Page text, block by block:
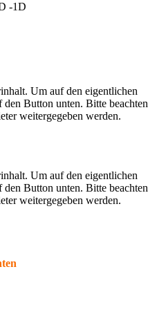
-1D
Um auf den eigentlichen
Button unten. Bitte beachten
weitergegeben werden.
Um auf den eigentlichen
Button unten. Bitte beachten
weitergegeben werden.